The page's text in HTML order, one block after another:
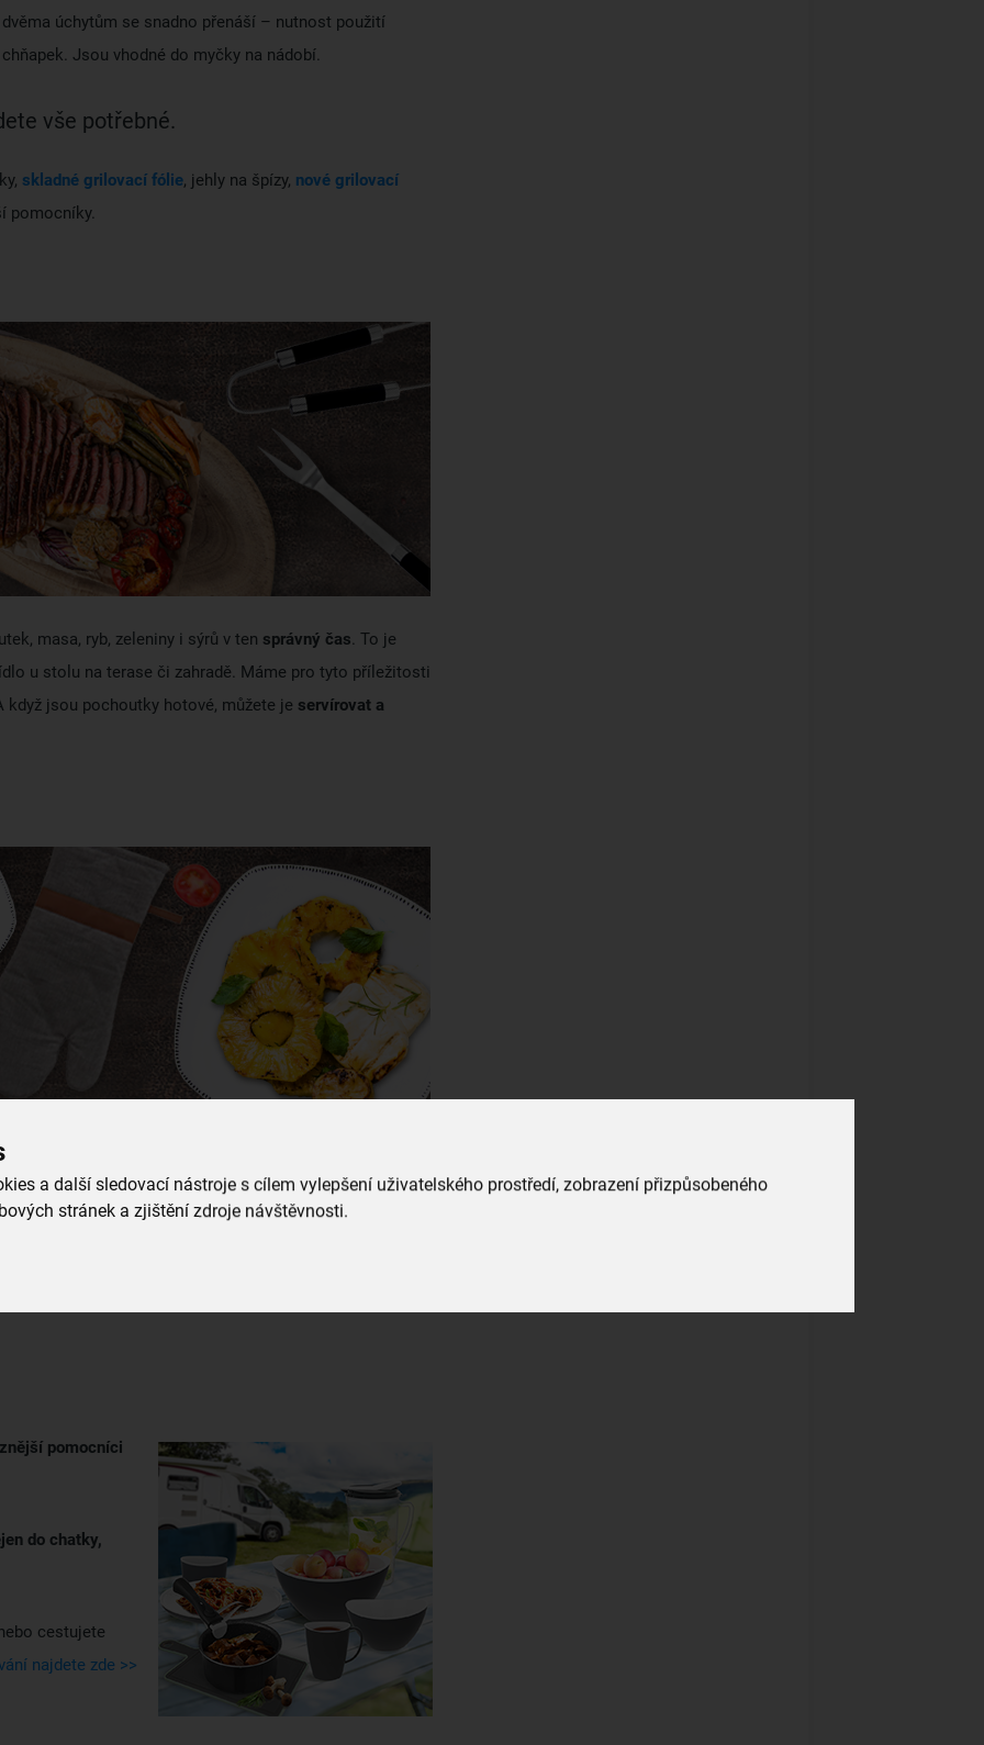
a další sledovací nástroje s cílem vylepšení uživatelského prostředí, zobrazení přizpůsobeného
stránek a zjištění zdroje návštěvnosti.
úchytům se snadno přenáší – nutnost použití
Jsou vhodné do myčky na nádobí.
vše potřebné.
skladné grilovací fólie, jehly na špízy, nové grilovací
pomocníky.
masa, ryb, zeleniny i sýrů v ten správný čas. To je
u stolu na terase či zahradě. Máme pro tyto příležitosti
když jsou pochoutky hotové, můžete je servírovat a
specialitami na talíř a můžete servírovat. Třeba na
pomocníci
do chatky,
cestujete
najdete zde >>